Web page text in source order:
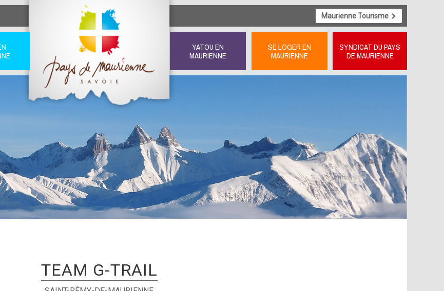
Maurienne Tourisme
YATOU EN
MAURIENNE
SE LOGER EN
MAURIENNE
SYNDICAT DU PAYS
DE MAURIENNE
TEAM G-TRAIL